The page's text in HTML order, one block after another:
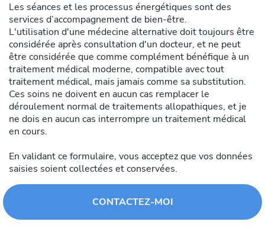
Les séances et les processus énergétiques sont des
services d’accompagnement de bien-être.
L'utilisation d'une médecine alternative doit toujours être
considérée après consultation d'un docteur, et ne peut
être considérée que comme complément bénéfique à un
traitement médical moderne, compatible avec tout
traitement médical, mais jamais comme sa substitution.
Ces soins ne doivent en aucun cas remplacer le
déroulement normal de traitements allopathiques, et je
ne dois en aucun cas interrompre un traitement médical
en cours.
En validant ce formulaire, vous acceptez que vos données
saisies soient collectées et conservées.
CONTACTEZ-MOI